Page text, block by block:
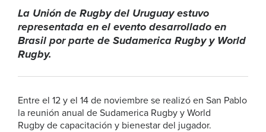
La Unión de Rugby del Uruguay estuvo
representada en el evento desarrollado en
Brasil por parte de Sudamerica Rugby y World
Rugby.
Entre el 12 y el 14 de noviembre se realizó en San Pablo
la reunión anual de Sudamerica Rugby y World
Rugby de capacitación y bienestar del jugador.